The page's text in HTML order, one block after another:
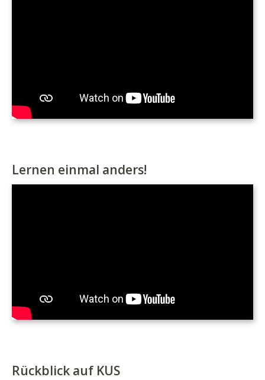
Lernen einmal anders!
Rückblick auf KUS